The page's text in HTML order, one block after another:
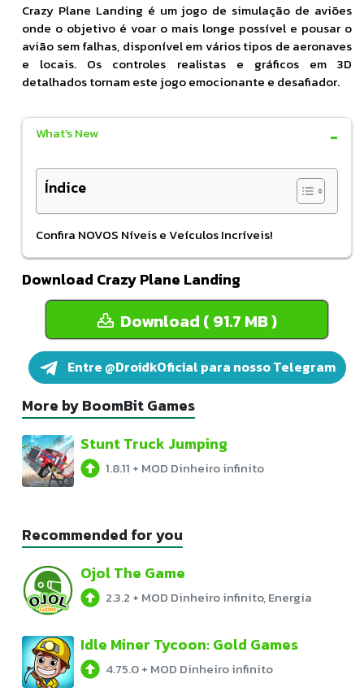
Crazy Plane Landing é um jogo de simulação de aviões
onde o objetivo é voar o mais longe possível e pousar o
avião sem falhas, disponível em vários tipos de aeronaves
e locais. Os controles realistas e gráficos em 3D
detalhados tornam este jogo emocionante e desafiador.
What's New
Índice
Confira NOVOS Níveis e Veículos Incríveis!
Download Crazy Plane Landing
Download ( 91.7 MB )
Entre @DroidkOficial para nosso Telegram
More by BoomBit Games
Stunt Truck Jumping
1.8.11 + MOD Dinheiro infinito
Recommended for you
Ojol The Game
2.3.2 + MOD Dinheiro infinito, Energia
Idle Miner Tycoon: Gold Games
4.75.0+ MOD Dinheiro infinito